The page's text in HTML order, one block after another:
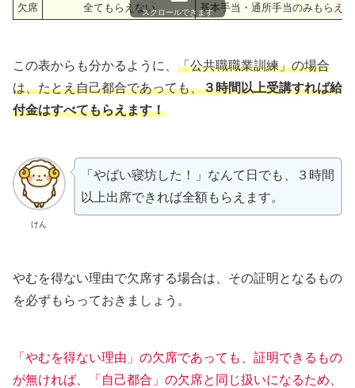
欠席
全てもらえない 基本手当・通所手当のみもらえる
スクロールできます
この表からも分かるように、 「公共職職業訓練」の場合
は、たとえ自己都合であっても、３時間以上受講すれば給
付金はすべてもらえます！
けん
「やばい寝坊した！」なんて日でも、３時間
以上出席できれば全額もらえます。
やむを得ない理由で欠席する場合は、その証明となるもの
を必ずもらっておきましょう。
「やむを得ない理由」の欠席であっても、証明できるもの
が無ければ、「自己都合」の欠席と同じ扱いになるため、